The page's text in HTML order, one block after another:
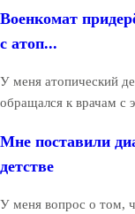
Военкомат
с атоп...
У меня атопический
обращался к врачам с
Мне поставили
детстве
У меня вопрос о том,